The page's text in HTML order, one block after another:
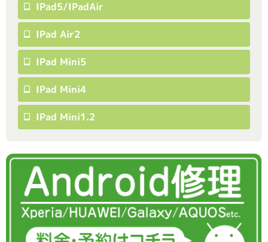
IPad5/iPadAir
IPad Air2
IPad Mini5
IPad Mini4
IPad Mini1.2